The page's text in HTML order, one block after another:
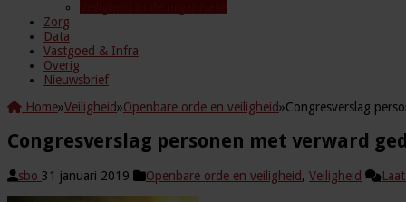
Zorg
Data
Vastgoed & Infra
Overig
Nieuwsbrief
Home»Veiligheid»Openbare orde en veiligheid»Congresverslag
Congresverslag personen met verward
sbo 31 januari 2019 Openbare orde en veiligheid, Veiligheid